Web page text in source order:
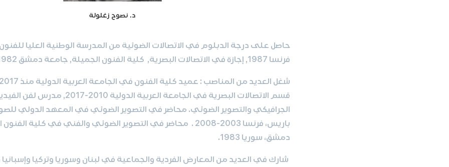
د. نصوح زغلولة
حاصل على درجة الدبلوم في الاتصالات الضوئية من المدرسة الوطنية العليا
فرنسا 1987, إجازة في الاتصالات البصرية, كلية الفنون الجميلة, جامعة دمشق 1982
قسم الاتصالات البصرية في الجامعة العربية الدولية
باريس، فرنسا 2003-2008 . محاضر في التصوير الضوئي والفني في كلية
دمشق، سوريا 1983.
شارك في العديد من المعارض الفردية والجماعية في لبنان وسوريا وتركيا